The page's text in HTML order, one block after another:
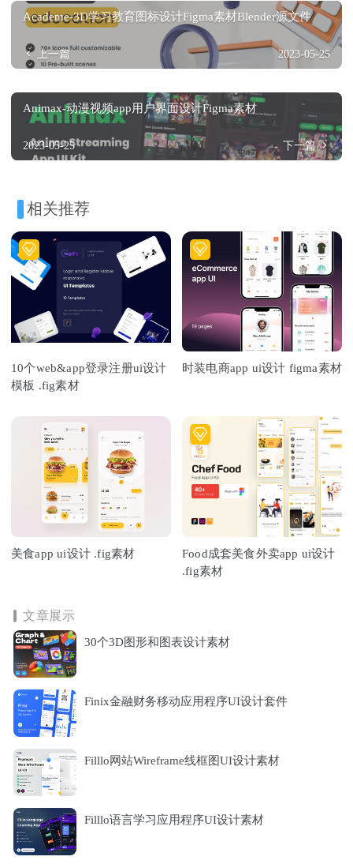
Academe-3D学习教育图标设计Figma素材Blender源文件
上一篇 2023-05-25
Animax-动漫视频app用户界面设计Figma素材
2023-05-25 下一篇
相关推荐
10个web&app登录注册ui设计
模板 .fig素材
时装电商app ui设计 figma素材
美食app ui设计 .fig素材
Food成套美食外卖app ui设计
.fig素材
文章展示
30个3D图形和图表设计素材
Finix金融财务移动应用程序UI设计套件
Filllo网站Wireframe线框图UI设计素材
Filllo语言学习应用程序UI设计素材